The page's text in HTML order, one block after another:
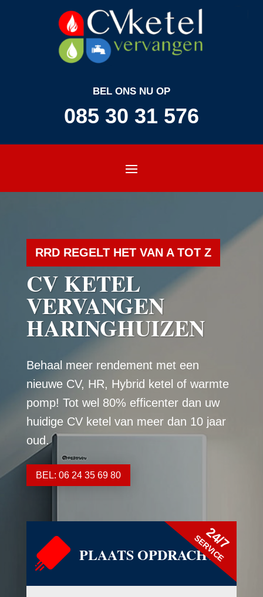
BEL ONS NU OP
085 30 31 576
RRD REGELT HET VAN A TOT Z
CV KETEL
VERVANGEN
HARINGHUIZEN
Behaal meer rendement met een
nieuwe CV, HR, Hybrid ketel of warmte
pomp! Tot wel 80% efficenter dan uw
huidige CV ketel van meer dan 10 jaar
oud.
BEL: 06 24 35 69 80
PLAATS OPDRACHT
24/7
SERVICE